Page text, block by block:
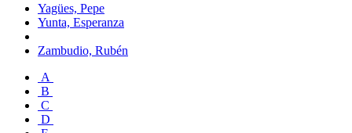
Yagües, Pepe
Yunta, Esperanza
Zambudio, Rubén
A
B
C
D